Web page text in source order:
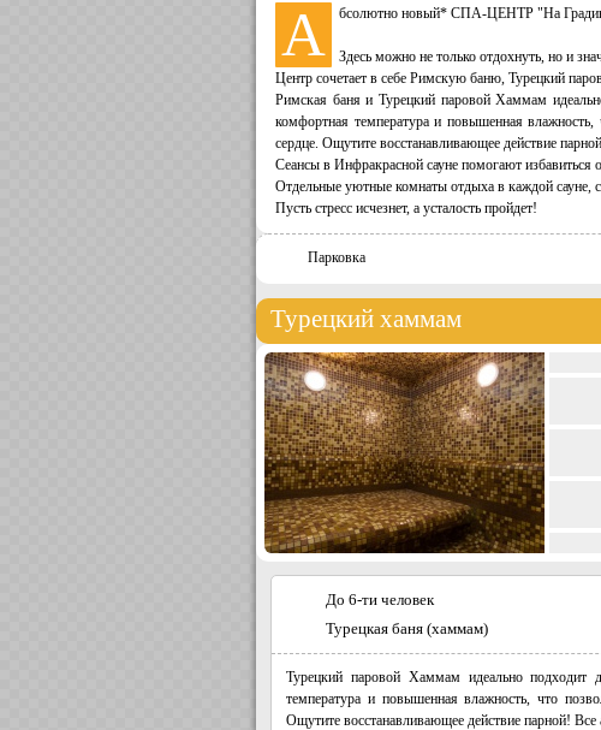
А бсолютно новый* СПА-ЦЕНТР "На
Здесь можно не только отдохнуть, но и
Центр сочетает в себе Римскую баню, Турецкий
Римская баня и Турецкий паровой Хаммам
комфортная температура и повышенная
сердце. Ощутите восстанавливающее действие
Сеансы в Инфракрасной сауне помогают
Отдельные уютные комнаты отдыха в каждой сауне,
Пусть стресс исчезнет, а усталость пройдет!
Парковка
Турецкий хаммам
До 6-ти человек
Турецкая баня (хаммам)
Турецкий паровой Хаммам идеально подходит
температура и повышенная влажность, что
Ощутите восстанавливающее действие парной!